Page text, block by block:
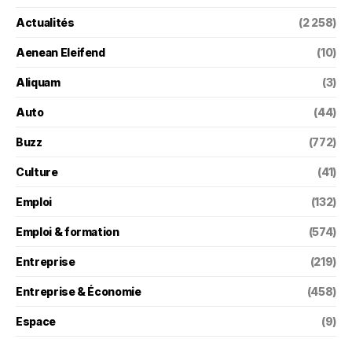
Actualités (2 258)
Aenean Eleifend (10)
Aliquam (3)
Auto (44)
Buzz (772)
Culture (41)
Emploi (132)
Emploi & formation (574)
Entreprise (219)
Entreprise & Économie (458)
Espace (9)